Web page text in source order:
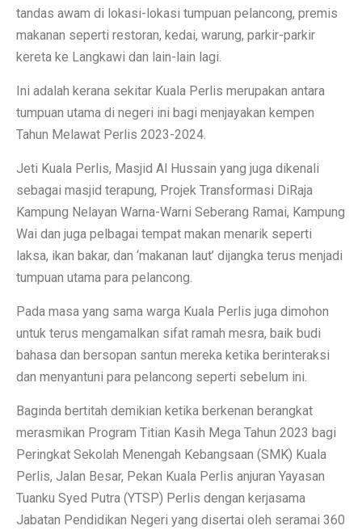
tandas awam di lokasi-lokasi tumpuan pelancong, premis
makanan seperti restoran, kedai, warung, parkir-parkir
kereta ke Langkawi dan lain-lain lagi.
Ini adalah kerana sekitar Kuala Perlis merupakan antara
tumpuan utama di negeri ini bagi menjayakan kempen
Tahun Melawat Perlis 2023-2024.
Jeti Kuala Perlis, Masjid Al Hussain yang juga dikenali
sebagai masjid terapung, Projek Transformasi DiRaja
Kampung Nelayan Warna-Warni Seberang Ramai, Kampung
Wai dan juga pelbagai tempat makan menarik seperti
laksa, ikan bakar, dan ‘makanan laut’ dijangka terus menjadi
tumpuan utama para pelancong.
Pada masa yang sama warga Kuala Perlis juga dimohon
untuk terus mengamalkan sifat ramah mesra, baik budi
bahasa dan bersopan santun mereka ketika berinteraksi
dan menyantuni para pelancong seperti sebelum ini.
Baginda bertitah demikian ketika berkenan berangkat
merasmikan Program Titian Kasih Mega Tahun 2023 bagi
Peringkat Sekolah Menengah Kebangsaan (SMK) Kuala
Perlis, Jalan Besar, Pekan Kuala Perlis anjuran Yayasan
Tuanku Syed Putra (YTSP) Perlis dengan kerjasama
Jabatan Pendidikan Negeri yang disertai oleh seramai 360